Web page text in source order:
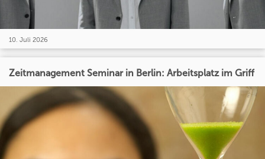
10. Juli 2026
Zeitmanagement Seminar in Berlin: Arbeitsplatz im Griff